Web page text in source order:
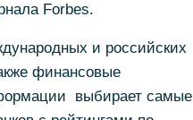
Forbes.
и российских
финансовые
выбирает самые